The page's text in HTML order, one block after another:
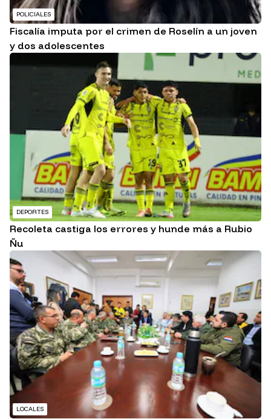
POLICIALES
Fiscalía imputa por el crimen de Roselín a un joven
y dos adolescentes
DEPORTES
Recoleta castiga los errores y hunde más a Rubio
Ñu
LOCALES